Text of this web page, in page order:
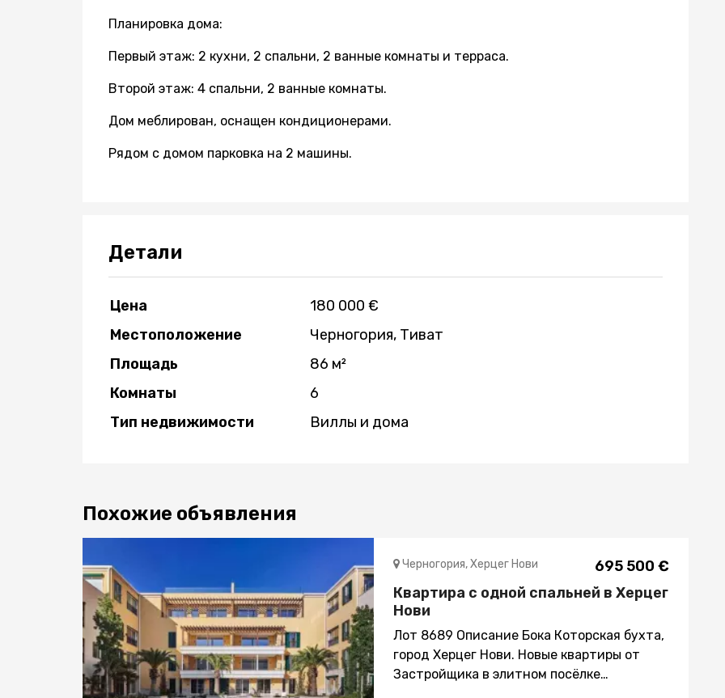
Планировка дома:
Первый этаж: 2 кухни, 2 спальни, 2 ванные комнаты и терраса.
Второй этаж: 4 спальни, 2 ванные комнаты.
Дом меблирован, оснащен кондиционерами.
Рядом с домом парковка на 2 машины.
Детали
Цена
180 000 €
Местоположение
Черногория, Тиват
Площадь
86 м²
Комнаты
6
Тип недвижимости
Виллы и дома
Похожие объявления
695 500 €
Черногория, Херцег Нови
Квартира с одной спальней в Херцег
Нови
Лот 8689 Описание Бока Которская бухта,
город Херцег Нови. Новые квартиры от
Застройщика в элитном посёлке